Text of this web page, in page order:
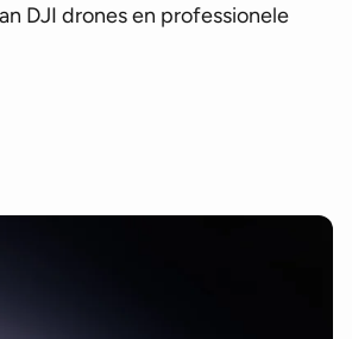
DJI drones en professionele